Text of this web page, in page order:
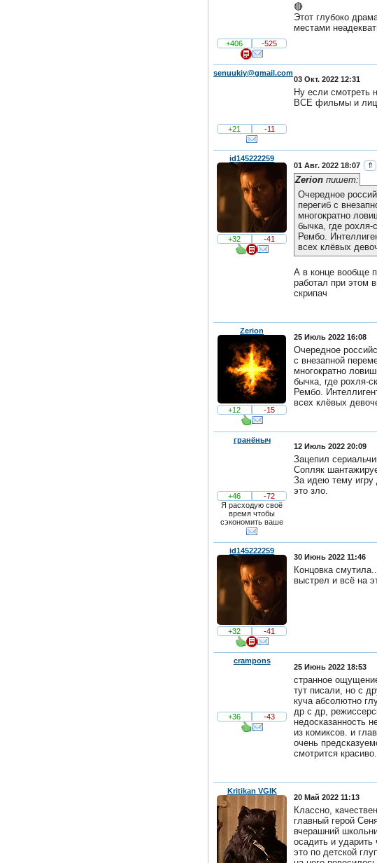
+406 -525
🔴
Этот глубоко
местами
senuukiy@gmail.com
+21 -11
03 Окт. 2022 12:31
Ну если смотреть
ВСЕ фильмы и
id145222259
+32 -41
01 Авг. 2022 18:07 ⇑
Zerionпишет:
Очередное
перегиб с
многократно
бычка, где
Рембо.
всех клёвых
А в конце вообще
работал при этом
скрипач
Zerion
+12 -15
25 Июль 2022 16:08
Очередное
с внезапной
многократно
бычка, где рохля-
Рембо.
всех клёвых
гранёныч
+46
-72
Я расходую своё
время чтобы
сэкономить ваше
12 Июль 2022 20:09
Зацепил
Сопляк
За идею тему игру
это зло.
id145222259
+32 -41
30 Июнь 2022 11:46
Концовка
выстрел и всё на
crampons
+36 -43
25 Июнь 2022 18:53
странное
тут писали, но с
куча абсолютно
др с др,
недосказанность
из комиксов. и
очень
смотрится красиво.
Kritikan VGIK
20 Май 2022 11:13
Классно,
главный герой
вчерашний
осадить и ударить
это по детской